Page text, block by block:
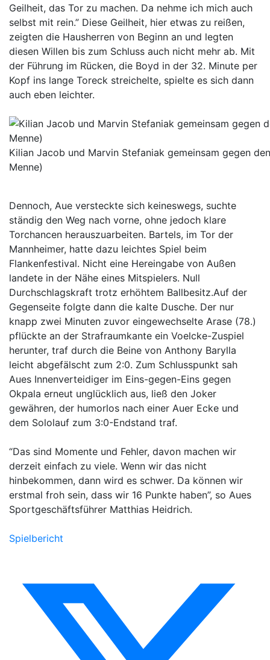
Geilheit, das Tor zu machen. Da nehme ich mich auch
selbst mit rein.” Diese Geilheit, hier etwas zu reißen,
zeigten die Hausherren von Beginn an und legten
diesen Willen bis zum Schluss auch nicht mehr ab. Mit
der Führung im Rücken, die Boyd in der 32. Minute per
Kopf ins lange Toreck streichelte, spielte es sich dann
auch eben leichter.
Kilian Jacob und Marvin Stefaniak gemeinsam gegen
Menne)
Dennoch, Aue versteckte sich keineswegs, suchte
ständig den Weg nach vorne, ohne jedoch klare
Torchancen herauszuarbeiten. Bartels, im Tor der
Mannheimer, hatte dazu leichtes Spiel beim
Flankenfestival. Nicht eine Hereingabe von Außen
landete in der Nähe eines Mitspielers. Null
Durchschlagskraft trotz erhöhtem Ballbesitz.Auf der
Gegenseite folgte dann die kalte Dusche. Der nur
knapp zwei Minuten zuvor eingewechselte Arase (78.)
pflückte an der Strafraumkante ein Voelcke-Zuspiel
herunter, traf durch die Beine von Anthony Barylla
leicht abgefälscht zum 2:0. Zum Schlusspunkt sah
Aues Innenverteidiger im Eins-gegen-Eins gegen
Okpala erneut unglücklich aus, ließ den Joker
gewähren, der humorlos nach einer Auer Ecke und
dem Sololauf zum 3:0-Endstand traf.
“Das sind Momente und Fehler, davon machen wir
derzeit einfach zu viele. Wenn wir das nicht
hinbekommen, dann wird es schwer. Da können wir
erstmal froh sein, dass wir 16 Punkte haben”, so Aues
Sportgeschäftsführer Matthias Heidrich.
Spielbericht